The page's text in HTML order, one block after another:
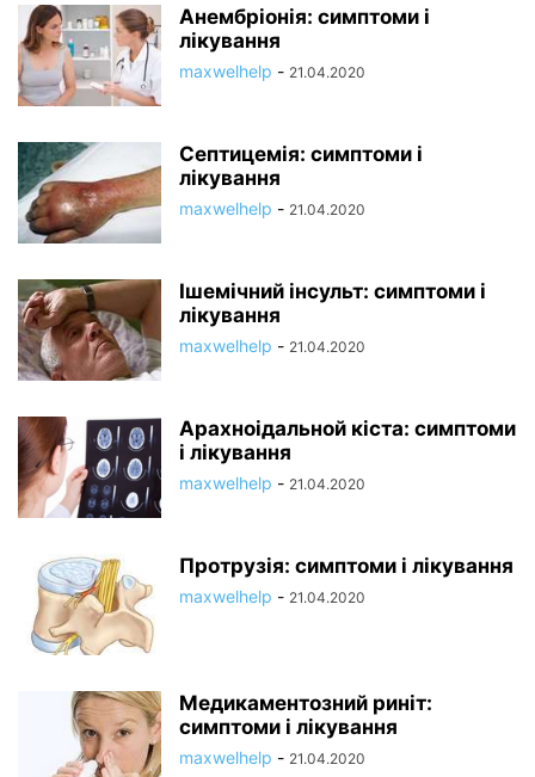
Анембріонія: симптоми і
лікування
maxwelhelp - 21.04.2020
Септицемія: симптоми і
лікування
maxwelhelp - 21.04.2020
Ішемічний інсульт: симптоми і
лікування
maxwelhelp - 21.04.2020
Арахноідальной кіста: симптоми
і лікування
maxwelhelp - 21.04.2020
Протрузія: симптоми і лікування
maxwelhelp - 21.04.2020
Медикаментозний риніт:
симптоми і лікування
maxwelhelp - 21.04.2020